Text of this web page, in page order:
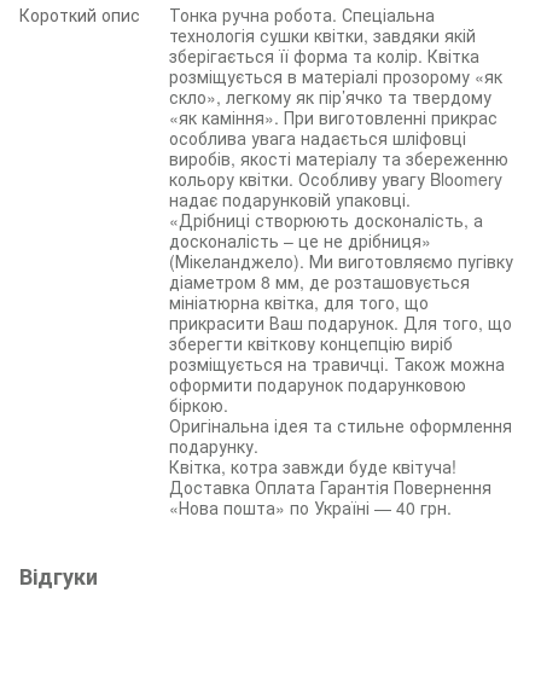
Короткий опис
Тонка ручна робота. Спеціальна
технологія сушки квітки, завдяки якій
зберігається її форма та колір. Квітка
розміщується в матеріалі прозорому «як
скло», легкому як пір’ячко та твердому
«як каміння». При виготовленні прикрас
особлива увага надається шліфовці
виробів, якості матеріалу та збереженню
кольору квітки. Особливу увагу Bloomery
надає подарунковій упаковці.
«Дрібниці створюють досконалість, а
досконалість – це не дрібниця»
(Мікеланджело). Ми виготовляємо пугівку
діаметром 8 мм, де розташовується
мініатюрна квітка, для того, що
прикрасити Ваш подарунок. Для того, що
зберегти квіткову концепцію виріб
розміщується на травичці. Також можна
оформити подарунок подарунковою
біркою.
Оригінальна ідея та стильне оформлення
подарунку.
Квітка, котра завжди буде квітуча!
Доставка Оплата Гарантія Повернення
«Нова пошта» по Україні — 40 грн.
Відгуки